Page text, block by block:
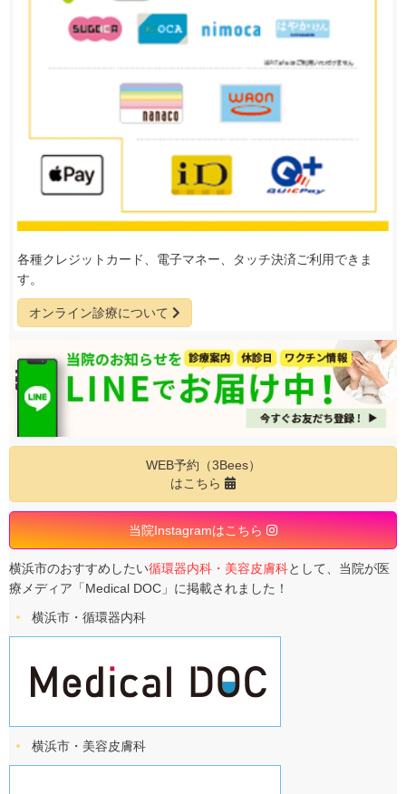
各種クレジットカード、電子マネー、タッチ決済ご利用できま
す。
オンライン診療について
WEB予約（3Bees）
はこちら
当院Instagramはこちら
横浜市のおすすめしたい循環器内科・美容皮膚科として、当院が医
療メディア「Medical DOC」に掲載されました！
横浜市・循環器内科
横浜市・美容皮膚科